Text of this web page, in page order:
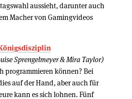
aussieht, darunter auch
Macher von Gamingvideos
Sprengelmeyer & Mira Taylor)
programmieren können? Bei
auf der Hand, aber auch für
kann es sich lohnen. Fünf